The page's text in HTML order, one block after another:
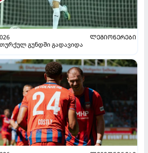
ᲚᲔᲒᲘᲝᲜᲔᲠᲔᲑᲘ
თურქულ გუნდში გადავიდა